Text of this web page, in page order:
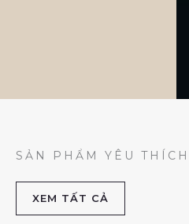
SẢN PHẨM YÊU THÍCH
XEM TẤT CẢ